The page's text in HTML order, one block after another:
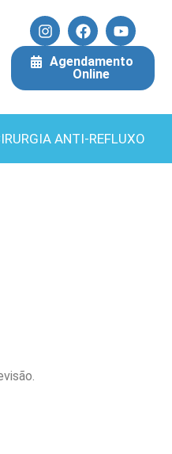
Agendamento
Online
ANTI-REFLUXO